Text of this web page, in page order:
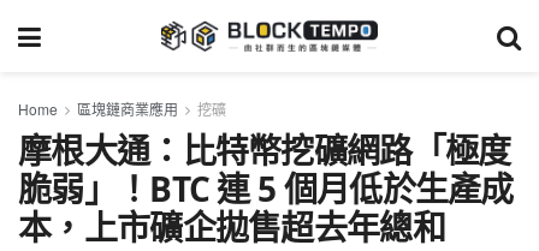
Home 區塊鏈商業應用 挖礦
摩根大通：比特幣挖礦網路「極度
脆弱」！BTC 連 5 個月低於生產成
本，上市礦企拋售超去年總和